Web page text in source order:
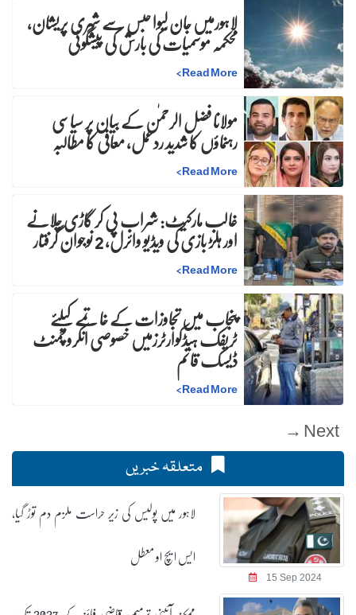
لاہورمیں جان لیوا حبس سے شہری پریشان،
محکمہ موسمیات کی بارش کی پیشگوئی
Read More
>
مولانا فضل الرحمٰن کے بیان پر سیاسی
رہنماؤں کا شدید ردعمل، معافی کا مطالبہ
Read More
>
غالب مارکیٹ: شراب پی کر گاڑی چلانے
اور ہلڑ بازی کی ویڈیو وائرل، 2 نوجوان گرفتار
Read More
>
پنجاب میں تجاوزات کے خاتمے کیلئے
ٹریفک ہیڈکوارٹرزمیں خصوصی انکروچمنٹ
ڈیسک قائم
Read More
>
Next →
متعلقہ خبریں
15 Sep 2024
لاہور میں پولیس کی زیر حراست ملزم دم توڑ گیا،
ایس ایچ او معطل